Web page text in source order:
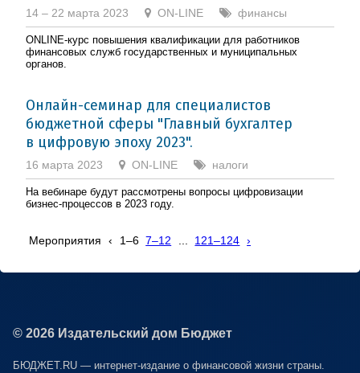
14 – 22 марта 2023 ON-LINE финансы
ONLINE-курс повышения квалификации для работников
финансовых служб государственных и муниципальных
органов.
Онлайн-семинар для специалистов
бюджетной сферы "Главный бухгалтер
в цифровую эпоху 2023".
16 марта 2023 ON-LINE налоги
На вебинаре будут рассмотрены вопросы цифровизации
бизнес-процессов в 2023 году.
Мероприятия ‹ 1–6 7–12 ... 121–124 ›
© 2026 Издательский дом Бюджет
БЮДЖЕТ.RU — интернет-издание о финансовой жизни страны.